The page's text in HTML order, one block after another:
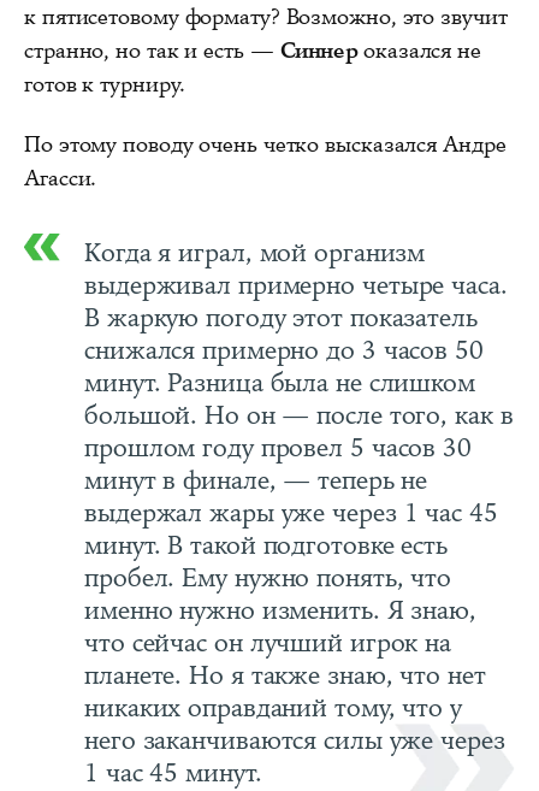
к пятисетовому формату? Возможно, это звучит
странно, но так и есть — Синнероказался не
готов к турниру.
По этому поводу очень четко высказался Андре
Агасси.
Когда я играл, мой организм
выдерживал примерно четыре часа.
В жаркую погоду этот показатель
снижался примерно до 3 часов 50
минут. Разница была не слишком
большой. Но он — после того, как в
прошлом году провел 5 часов 30
минут в финале, — теперь не
выдержал жары уже через 1 час 45
минут. В такой подготовке есть
пробел. Ему нужно понять, что
именно нужно изменить. Я знаю,
что сейчас он лучший игрок на
планете. Но я также знаю, что нет
никаких оправданий тому, что у
него заканчиваются силы уже через
1 час 45 минут.